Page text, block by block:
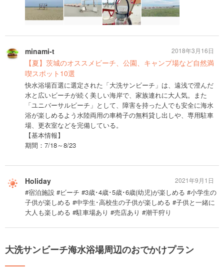
minami-t
【夏】茨城のオススメビーチ、公園、キャンプ場など自然満
喫スポット10選
快水浴場百選に選定された「大洗サンビーチ」は、遠浅で澄んだ
水と広いビーチが続く美しい海岸で、家族連れに大人気。また
「ユニバーサルビーチ」として、障害を持った人でも安全に海水
浴が楽しめるよう水陸両用の車椅子の無料貸し出しや、専用駐車
場、更衣室などを完備している。
【基本情報】
期間：7/18～8/23
2018年3月16日
Holiday
#宿泊施設 #ビーチ #3歳･4歳･5歳･6歳(幼児)が楽しめる #小学生の
子供が楽しめる #中学生･高校生の子供が楽しめる #子供と一緒に
大人も楽しめる #駐車場あり #売店あり #潮干狩り
2021年9月1日
大洗サンビーチ海水浴場周辺のおでかけプラン